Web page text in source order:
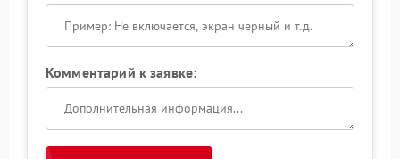
Комментарий к заявке: